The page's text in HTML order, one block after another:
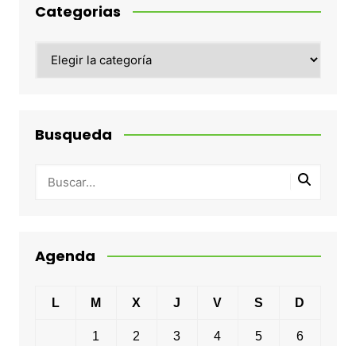
Categorias
Busqueda
Agenda
L M X J V S D
1 2 3 4 5 6